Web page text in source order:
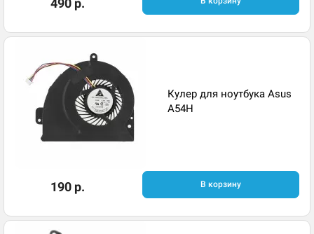
490 р.
Кулер для ноутбука Asus
A54H
190 р. В корзину